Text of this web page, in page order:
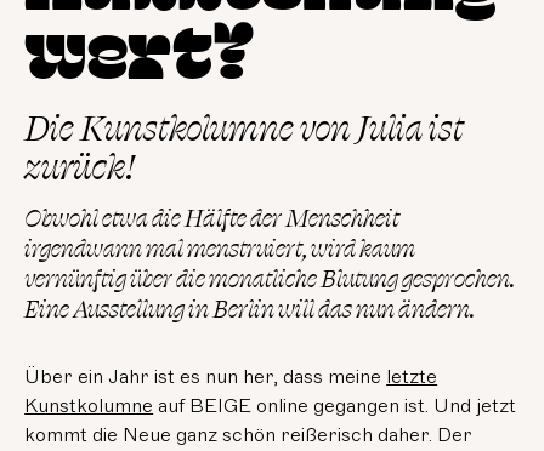
wert?
Die Kunstkolumne von Julia ist
zurück!
Obwohl etwa die Hälfte der Menschheit
irgendwann mal menstruiert, wird kaum
vernünftig über die monatliche Blutung gesprochen.
Eine Ausstellung in Berlin will das nun ändern.
Über ein Jahr ist es nun her, dass meine letzte
Kunstkolumne auf BEIGE online gegangen ist. Und jetzt
kommt die Neue ganz schön reißerisch daher. Der